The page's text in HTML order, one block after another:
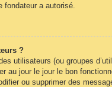
a autorisé.
?
utilisateurs (ou groupes
au jour le jour le bon
ou supprimer des